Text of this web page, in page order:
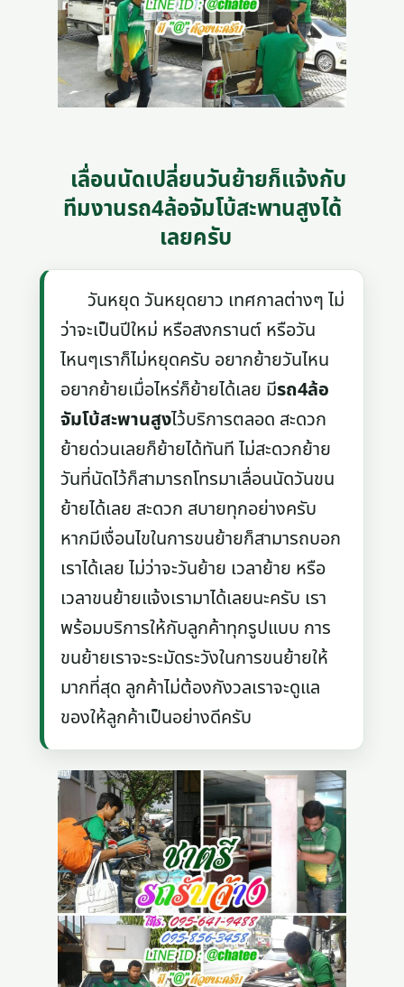
เลื่อนนัดเปลี่ยนวันย้ายก็แจ้งกับ
ทีมงานรถ4ล้อจัมโบ้สะพานสูงได้
เลยครับ
วันหยุด วันหยุดยาว เทศกาลต่างๆ ไม่
ว่าจะเป็นปีใหม่ หรือสงกรานต์ หรือวัน
ไหนๆเราก็ไม่หยุดครับ อยากย้ายวันไหน
อยากย้ายเมื่อไหร่ก็ย้ายได้เลย มีรถ4ล้อ
จัมโบ้สะพานสูงไว้บริการตลอด สะดวก
ย้ายด่วนเลยก็ย้ายได้ทันที ไม่สะดวกย้าย
วันที่นัดไว้ก็สามารถโทรมาเลื่อนนัดวันขน
ย้ายได้เลย สะดวก สบายทุกอย่างครับ
หากมีเงื่อนไขในการขนย้ายก็สามารถบอก
เราได้เลย ไม่ว่าจะวันย้าย เวลาย้าย หรือ
เวลาขนย้ายแจ้งเรามาได้เลยนะครับ เรา
พร้อมบริการให้กับลูกค้าทุกรูปแบบ การ
ขนย้ายเราจะระมัดระวังในการขนย้ายให้
มากที่สุด ลูกค้าไม่ต้องกังวลเราจะดูแล
ของให้ลูกค้าเป็นอย่างดีครับ